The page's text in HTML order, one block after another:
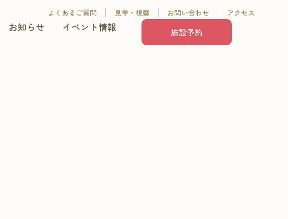
よくあるご質問 見学・視察 お問い合わせ アクセス
お知らせ イベント情報 施設予約